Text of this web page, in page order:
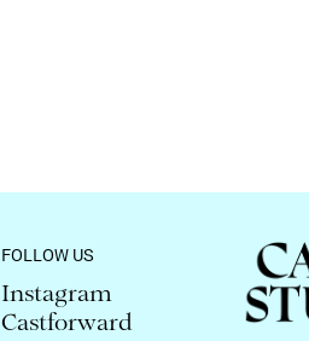
FOLLOW US
Instagram
Castforward